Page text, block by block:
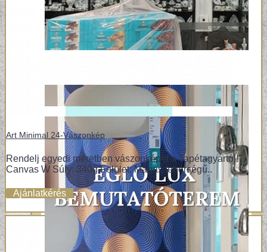
Art Minimal 24-Vászonkép
Rendelj egyedi méretben vászonképet a Tapétagyártól!
Canvas W Súly: 340g Felület: Magas fehérségű..
Ajánlatkérés